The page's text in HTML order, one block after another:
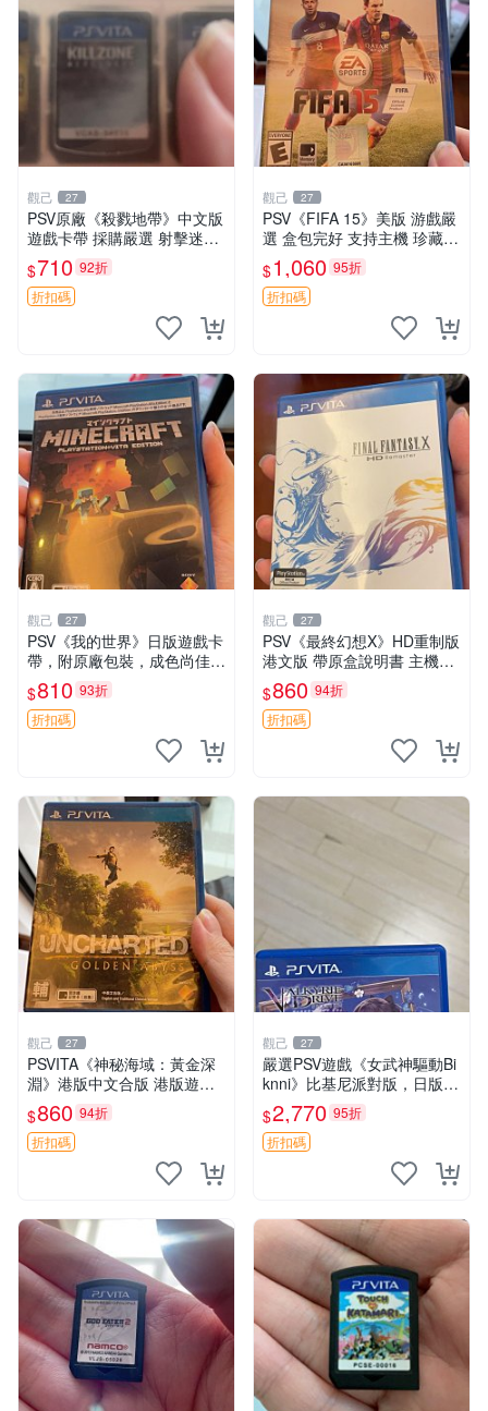
觀己 27
PSV原廠《殺戮地帶》中文版
遊戲卡帶 採購嚴選 射擊迷必
備 成色尚佳 插入即玩 殺戮地
帶 PSV 射擊 游戲
$710 92折
折扣碼
觀己 27
PSV《FIFA 15》美版 游戲嚴
選 盒包完好 支持主機 珍藏推
薦 同城發貨 EA Sports 經典
游戲 PSV 主機適配 喜歡勿擾
$1,060 95折
折扣碼
觀己 27
PSV《我的世界》日版遊戲卡
帶，附原廠包裝，成色尚佳，
功能完好，嚴選推薦給喜愛冒
險的玩家，同城交易，無退無
換 我的世界 PS4 游戲 卡帶
$810 93折
折扣碼
觀己 27
PSV《最終幻想X》HD重制版
港文版 帶原盒說明書 主機相
容 中文介面 現代典藏 RPG
游戲 公主病 日系角色扮演 收
藏佳品 古早RPG 游玩好選擇
$860 94折
折扣碼
觀己 27
PSVITA《神秘海域：黃金深
淵》港版中文合版 港版遊戲
原盒 保用 主機兼容 運作順暢
神秘海域 黃金深淵 PS Vita
港版
$860 94折
折扣碼
觀己 27
嚴選PSV遊戲《女武神驅動Bi
knni》比基尼派對版，日版原
裝，PSV獨佔新古態，附原裝
包裝，閒置出售中。女武神 P
SV 美少女
$2,770 95折
折扣碼